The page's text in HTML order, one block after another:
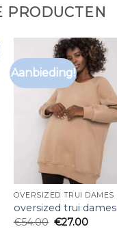
PRODUCTEN
Aanbieding!
OVERSIZED TRUI DAMES
oversized trui dames
€54.00 €27.00